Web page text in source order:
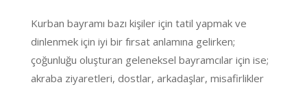
Kurban bayramı bazı kişiler için tatil yapmak ve
dinlenmek için iyi bir fırsat anlamına gelirken;
çoğunluğu oluşturan geleneksel bayramcılar için ise;
akraba ziyaretleri, dostlar, arkadaşlar, misafirlikler